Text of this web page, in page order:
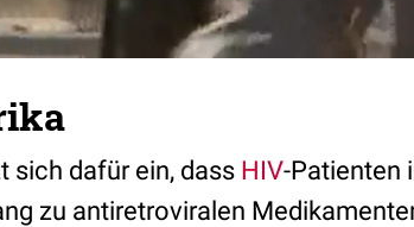
sich dafür ein, dass HIV-Patienten
zu antiretroviralen